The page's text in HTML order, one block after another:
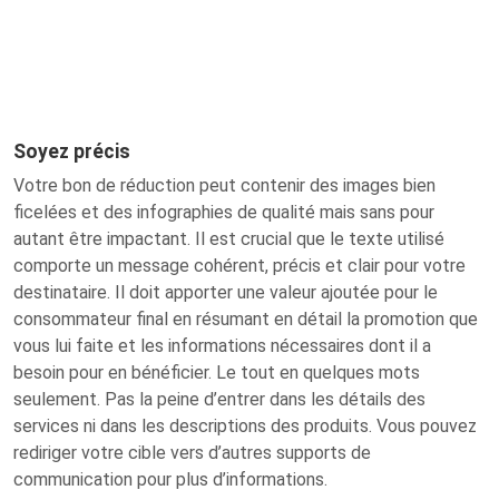
Soyez précis
Votre bon de réduction peut contenir des images bien
ficelées et des infographies de qualité mais sans pour
autant être impactant. Il est crucial que le texte utilisé
comporte un message cohérent, précis et clair pour votre
destinataire. Il doit apporter une valeur ajoutée pour le
consommateur final en résumant en détail la promotion que
vous lui faite et les informations nécessaires dont il a
besoin pour en bénéficier. Le tout en quelques mots
seulement. Pas la peine d’entrer dans les détails des
services ni dans les descriptions des produits. Vous pouvez
rediriger votre cible vers d’autres supports de
communication pour plus d’informations.